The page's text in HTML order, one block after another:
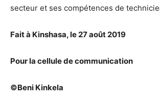
secteur et ses compétences de
Fait à Kinshasa, le 27 août 2019
Pour la cellule de communication
©Beni Kinkela